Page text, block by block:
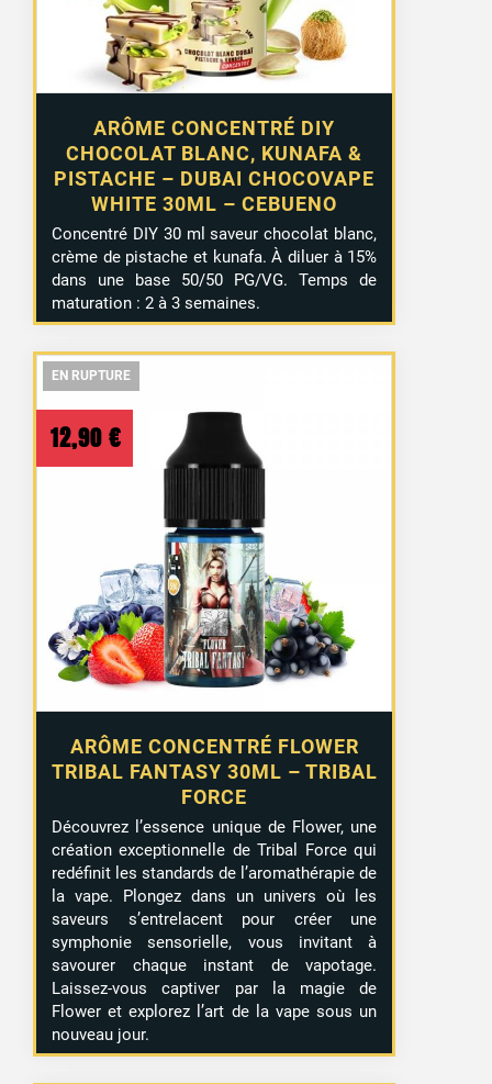
ARÔME CONCENTRÉ DIY
CHOCOLAT BLANC, KUNAFA &
PISTACHE – DUBAI CHOCOVAPE
WHITE 30ML – CEBUENO
Concentré DIY 30 ml saveur chocolat blanc,
crème de pistache et kunafa. À diluer à 15%
dans une base 50/50 PG/VG. Temps de
maturation : 2 à 3 semaines.
EN RUPTURE
EN RUPTURE
ARÔME CONCENTRÉ FLOWER
TRIBAL FANTASY 30ML – TRIBAL
FORCE
12,90 €
Découvrez l’essence unique de Flower, une
création exceptionnelle de Tribal Force qui
redéfinit les standards de l’aromathérapie de
la vape. Plongez dans un univers où les
saveurs s’entrelacent pour créer une
symphonie sensorielle, vous invitant à
savourer chaque instant de vapotage.
Laissez-vous captiver par la magie de
Flower et explorez l’art de la vape sous un
nouveau jour.
EN RUPTURE